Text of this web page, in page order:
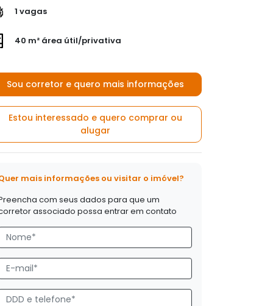
1 vagas
40 m² área útil/privativa
Sou corretor e quero mais informações
Estou interessado e quero comprar ou
alugar
mais informações ou visitar o imóvel?
com seus dados para que um
associado possa entrar em contato